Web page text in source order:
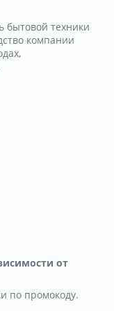
бытовой техники
компании
от
по промокоду.